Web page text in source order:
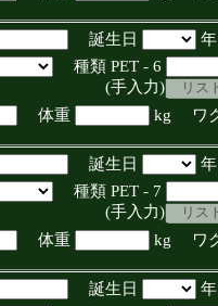
誕生日
種類 PET - 6
入力)
体重 kg ワ
誕生日
種類 PET - 7
入力)
体重 kg ワ
誕生日